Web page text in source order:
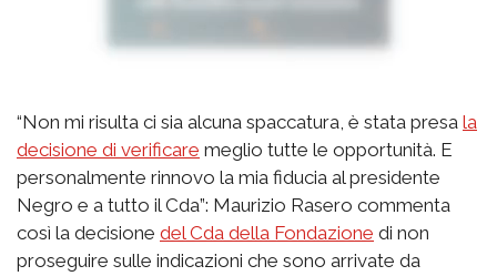
“Non mi risulta ci sia alcuna spaccatura, è stata presa la
decisione di verificare meglio tutte le opportunità. E
personalmente rinnovo la mia fiducia al presidente
Negro e a tutto il Cda”: Maurizio Rasero commenta
così la decisione del Cda della Fondazione di non
proseguire sulle indicazioni che sono arrivate da